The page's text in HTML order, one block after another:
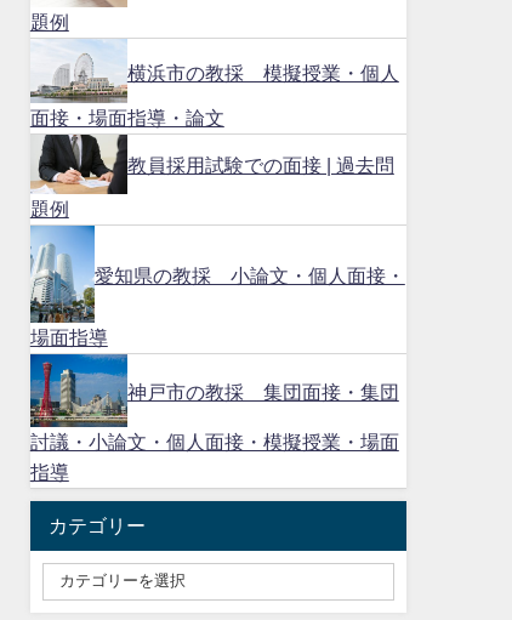
題例
横浜市の教採 模擬授業・個人
面接・場面指導・論文
教員採用試験での面接 | 過去問
題例
愛知県の教採 小論文・個人面接・
場面指導
神戸市の教採 集団面接・集団
討議・小論文・個人面接・模擬授業・場面
指導
カテゴリー